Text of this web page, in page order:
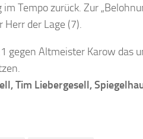
Tempo zurück. Zur
der Lage (7).
gegen Altmeister Karow das
Tim Liebergesell,